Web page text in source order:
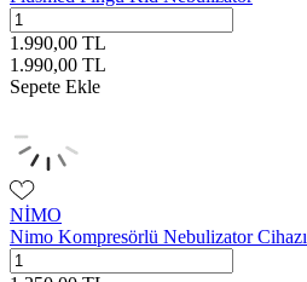
1.990,00 TL
1.990,00 TL
Sepete Ekle
NİMO
Nimo Kompresörlü Nebulizator